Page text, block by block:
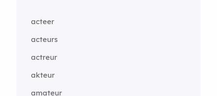
acteer
acteurs
actreur
akteur
amateur